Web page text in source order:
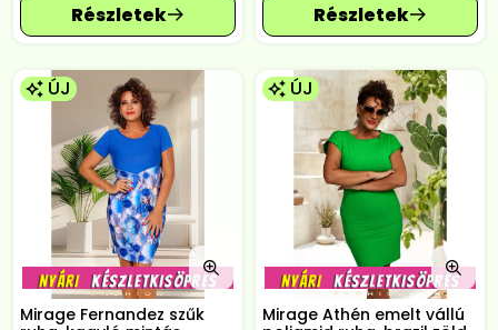
ÚJ
Mirage Fernandez szűk
ÚJ
Mirage Athén emelt vállú